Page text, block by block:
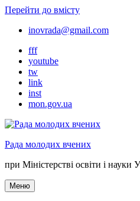
Перейти до вмісту
inovrada@gmail.com
fff
youtube
tw
link
inst
mon.gov.ua
Рада молодих вчених
при Міністерстві освіти і науки
Меню